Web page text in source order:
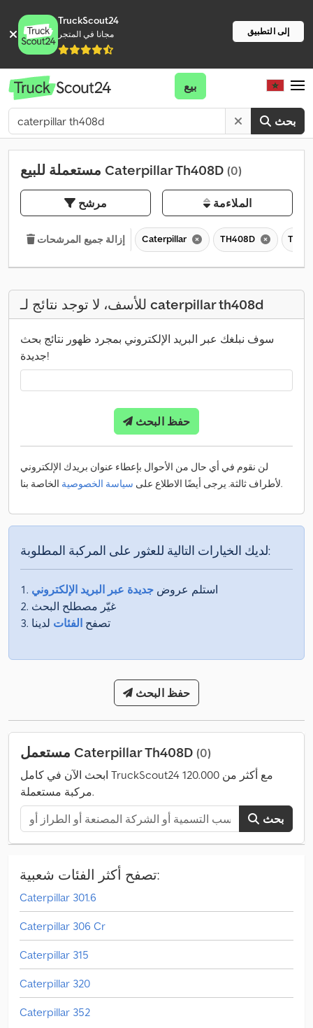
TruckScout24
مجانا في المتجر إلى التطبيق
بحث
بيع
مستعملة للبيع Caterpillar Th408D (0)
مرشح الملاءمة
إزالة جميع المرشحات Caterpillar TH408D TH
caterpillar th408d
سوف نبلغك عبر البريد الإلكتروني بمجرد ظهور نتائج بحث
جديدة!
حفظ البحث
لن نقوم في أي حال من الأحوال بإعطاء عنوان بريدك الإلكتروني
لأطراف ثالثة. يرجى أيضًا الاطلاع على سياسة الخصوصية الخاصة بنا.
لديك الخيارات التالية للعثور على المركبة المطلوبة:
استلم عروض جديدة عبر البريد الإلكتروني
غيّر مصطلح البحث
تصفح الفئات لدينا
حفظ البحث
مستعمل Caterpillar Th408D (0)
ابحث الآن في كامل TruckScout24 مع أكثر من 120.000
مركبة مستعملة.
بحث
تصفح أكثر الفئات شعبية:
Caterpillar 301.6
Caterpillar 306 Cr
Caterpillar 315
Caterpillar 320
Caterpillar 352